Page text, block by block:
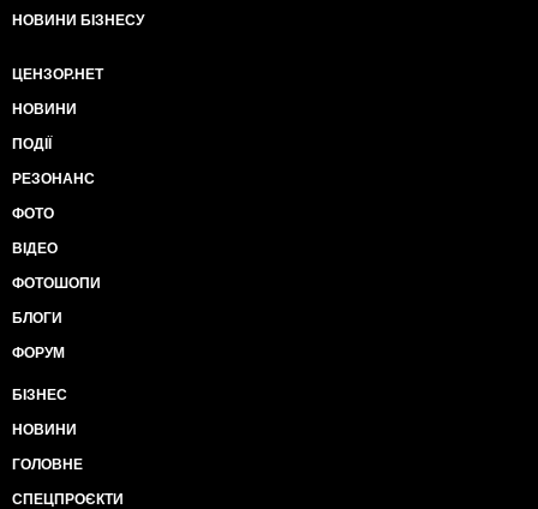
НОВИНИ БІЗНЕСУ
ЦЕНЗОР.НЕТ
НОВИНИ
ПОДІЇ
РЕЗОНАНС
ФОТО
ВІДЕО
ФОТОШОПИ
БЛОГИ
ФОРУМ
БІЗНЕС
НОВИНИ
ГОЛОВНЕ
СПЕЦПРОЄКТИ